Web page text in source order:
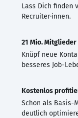
Lass Dich finden
Recruiter·innen.
21 Mio. Mitglieder
Knüpf neue
besseres Job-
Kostenlos
Schon als Basis-
deutlich